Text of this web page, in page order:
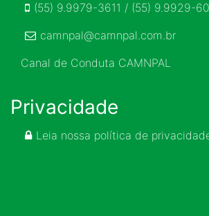
(55) 9.9979-3611 / (55) 9.9929-
camnpal@camnpal.com.br
Canal de Conduta CAMNPAL
Privacidade
Leia nossa política de